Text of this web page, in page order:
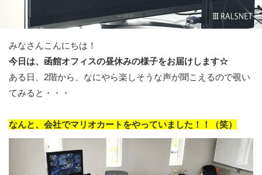
みなさんこんにちは！
今日は、函館オフィスの昼休みの様子をお届けします☆
ある日、2階から、なにやら楽しそうな声が聞こえるので覗い
てみると・・・
なんと、会社でマリオカートをやっていました！！（笑）